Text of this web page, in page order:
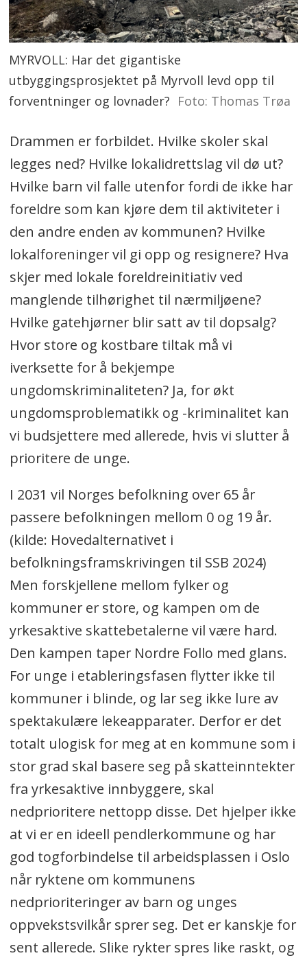
MYRVOLL: Har det gigantiske
utbyggingsprosjektet på Myrvoll levd opp til
forventninger og lovnader? Foto: Thomas Trøa
Drammen er forbildet. Hvilke skoler skal
legges ned? Hvilke lokalidrettslag vil dø ut?
Hvilke barn vil falle utenfor fordi de ikke har
foreldre som kan kjøre dem til aktiviteter i
den andre enden av kommunen? Hvilke
lokalforeninger vil gi opp og resignere? Hva
skjer med lokale foreldreinitiativ ved
manglende tilhørighet til nærmiljøene?
Hvilke gatehjørner blir satt av til dopsalg?
Hvor store og kostbare tiltak må vi
iverksette for å bekjempe
ungdomskriminaliteten? Ja, for økt
ungdomsproblematikk og -kriminalitet kan
vi budsjettere med allerede, hvis vi slutter å
prioritere de unge.
I 2031 vil Norges befolkning over 65 år
passere befolkningen mellom 0 og 19 år.
(kilde: Hovedalternativet i
befolkningsframskrivingen til SSB 2024)
Men forskjellene mellom fylker og
kommuner er store, og kampen om de
yrkesaktive skattebetalerne vil være hard.
Den kampen taper Nordre Follo med glans.
For unge i etableringsfasen flytter ikke til
kommuner i blinde, og lar seg ikke lure av
spektakulære lekeapparater. Derfor er det
totalt ulogisk for meg at en kommune som i
stor grad skal basere seg på skatteinntekter
fra yrkesaktive innbyggere, skal
nedprioritere nettopp disse. Det hjelper ikke
at vi er en ideell pendlerkommune og har
god togforbindelse til arbeidsplassen i Oslo
når ryktene om kommunens
nedprioriteringer av barn og unges
oppvekstsvilkår sprer seg. Det er kanskje for
sent allerede. Slike rykter spres like raskt, og